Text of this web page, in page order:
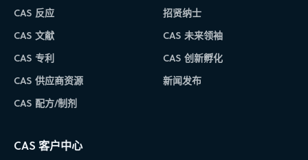
CAS 反应
CAS 文献
CAS 专利
CAS 供应商资源
CAS 配方/制剂
招贤纳士
CAS 未来领袖
CAS 创新孵化
新闻发布
CAS 客户中心